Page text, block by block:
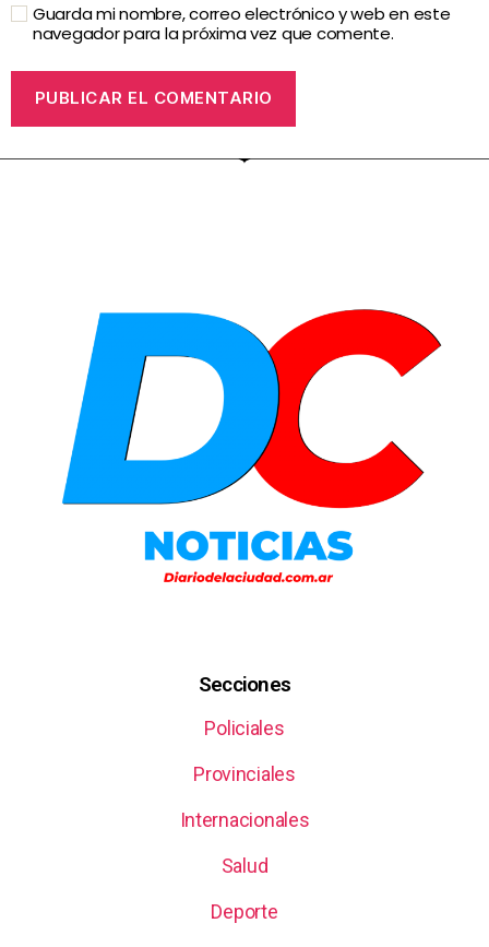
Guarda mi nombre, correo electrónico y web en este
navegador para la próxima vez que comente.
Secciones
Policiales
Provinciales
Internacionales
Salud
Deporte